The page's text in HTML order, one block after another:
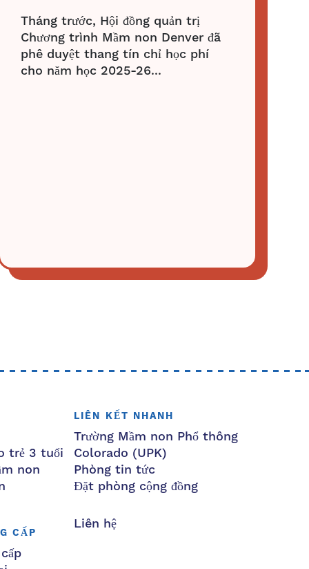
Tháng trước, Hội đồng quản trị
Chương trình Mầm non Denver đã
phê duyệt thang tín chỉ học phí
cho năm học 2025-26...
trẻ 3 tuổi
non
CẤP
LIÊN KẾT NHANH
Trường Mầm non Phổ thông
Colorado (UPK)
Phòng tin tức
Đặt phòng cộng đồng
Liên hệ